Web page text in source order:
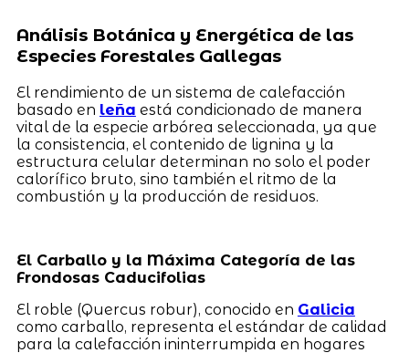
Análisis Botánica y Energética de las
Especies Forestales Gallegas
El rendimiento de un sistema de calefacción
basado en leña está condicionado de manera
vital de la especie arbórea seleccionada, ya que
la consistencia, el contenido de lignina y la
estructura celular determinan no solo el poder
calorífico bruto, sino también el ritmo de la
combustión y la producción de residuos.
El Carballo y la Máxima Categoría de las
Frondosas Caducifolias
El roble (Quercus robur), conocido en Galicia
como carballo, representa el estándar de calidad
para la calefacción ininterrumpida en hogares